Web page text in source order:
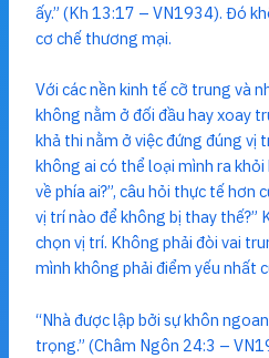
ấy.” (Kh 13:17 – VN1934). Đó
cơ chế thương mại.
Với các nền kinh tế cỡ trung và
không nằm ở đối đầu hay xoay
khả thi nằm ở việc đứng đúng vị
không ai có thể loại mình ra khỏi
về phía ai?”, câu hỏi thực tế hơn
vị trí nào để không bị thay thế?”
chọn vị trí. Không phải đòi vai
mình không phải điểm yếu nhất
“Nhà được lập bởi sự khôn
trọng.” (Châm Ngôn 24:3 –